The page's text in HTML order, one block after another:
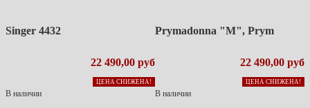
Singer 4432
22 490,00 руб
ЦЕНА СНИЖЕНА!
В наличии
Prymadonna "M", Prym
22 490,00 руб
ЦЕНА СНИЖЕНА!
В наличии